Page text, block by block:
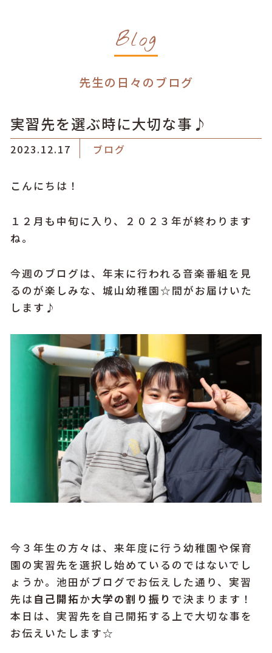
Blog
先生の日々のブログ
実習先を選ぶ時に大切な事♪
2023.12.17 ブログ
こんにちは！
１２月も中旬に入り、２０２３年が終わります
ね。
今週のブログは、年末に行われる音楽番組を見
るのが楽しみな、城山幼稚園☆間がお届けいた
します♪
今３年生の方々は、来年度に行う幼稚園や保育
園の実習先を選択し始めているのではないでし
ょうか。池田がブログでお伝えした通り、実習
先は自己開拓か大学の割り振り で決まります！
本日は、実習先を自己開拓する上で大切な事を
お伝えいたします☆